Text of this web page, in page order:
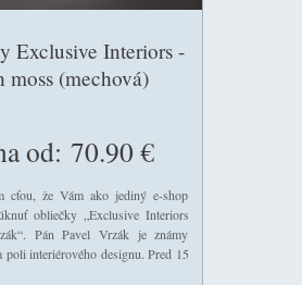
Exclusive Interiors -
moss (mechová)
od: 70.90 €
že Vám ako jediný e-shop
obliečky „Exclusive Interiors
Pán Pavel Vrzák je známy
poli interiérového designu. Pred 15